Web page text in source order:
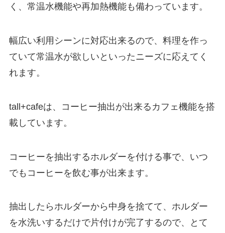
く、 常温水機能や再加熱機能も備わっています。
幅広い利用シーンに対応出来るので、料理を作っ
ていて常温水が欲しいといったニーズに応えてく
れます。
tall+cafeは、コーヒー抽出が出来るカフェ機能を搭
載しています。
コーヒーを抽出するホルダーを付ける事で、いつ
でもコーヒーを飲む事が出来ます。
抽出したらホルダーから中身を捨てて、ホルダー
を水洗いするだけで片付けが完了するので、とて